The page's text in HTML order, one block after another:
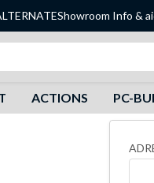
Showroom Info &
ACTIONS PC-